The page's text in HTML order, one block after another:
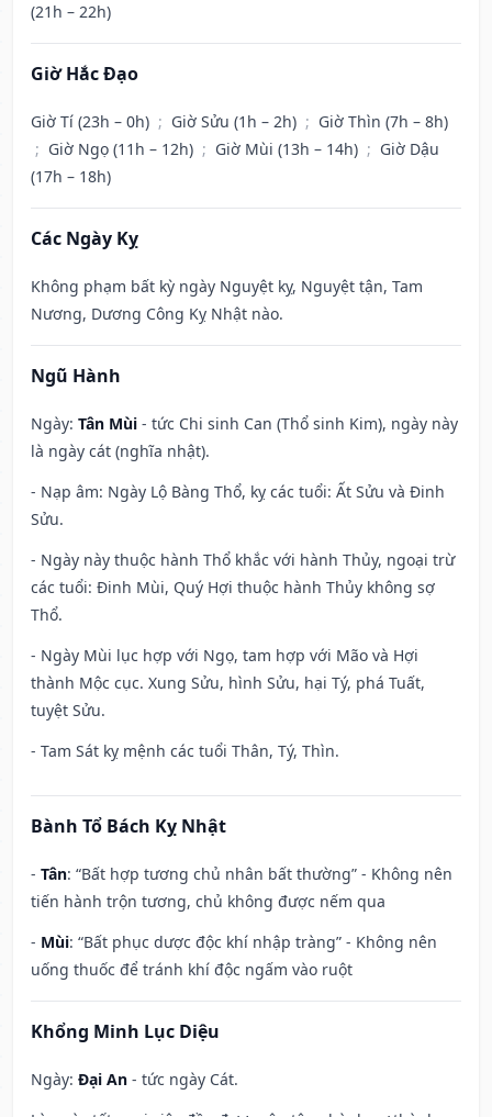
(21h – 22h)
Giờ Hắc Đạo
Giờ Tí (23h – 0h) ; Giờ Sửu (1h – 2h) ; Giờ Thìn (7h – 8h)
; Giờ Ngọ (11h – 12h) ; Giờ Mùi (13h – 14h) ; Giờ Dậu
(17h – 18h)
Các Ngày Kỵ
Không phạm bất kỳ ngày Nguyệt kỵ, Nguyệt tận, Tam
Nương, Dương Công Kỵ Nhật nào.
Ngũ Hành
Ngày: Tân Mùi - tức Chi sinh Can (Thổ sinh Kim), ngày này
là ngày cát (nghĩa nhật).
- Nạp âm: Ngày Lộ Bàng Thổ, kỵ các tuổi: Ất Sửu và Đinh
Sửu.
- Ngày này thuộc hành Thổ khắc với hành Thủy, ngoại trừ
các tuổi: Đinh Mùi, Quý Hợi thuộc hành Thủy không sợ
Thổ.
- Ngày Mùi lục hợp với Ngọ, tam hợp với Mão và Hợi
thành Mộc cục. Xung Sửu, hình Sửu, hại Tý, phá Tuất,
tuyệt Sửu.
- Tam Sát kỵ mệnh các tuổi Thân, Tý, Thìn.
Bành Tổ Bách Kỵ Nhật
- Tân: “Bất hợp tương chủ nhân bất thường” - Không nên
tiến hành trộn tương, chủ không được nếm qua
- Mùi: “Bất phục dược độc khí nhập tràng” - Không nên
uống thuốc để tránh khí độc ngấm vào ruột
Khổng Minh Lục Diệu
Ngày: Đại An - tức ngày Cát.